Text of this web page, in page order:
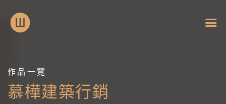
作品一覽
慕樺建築行銷